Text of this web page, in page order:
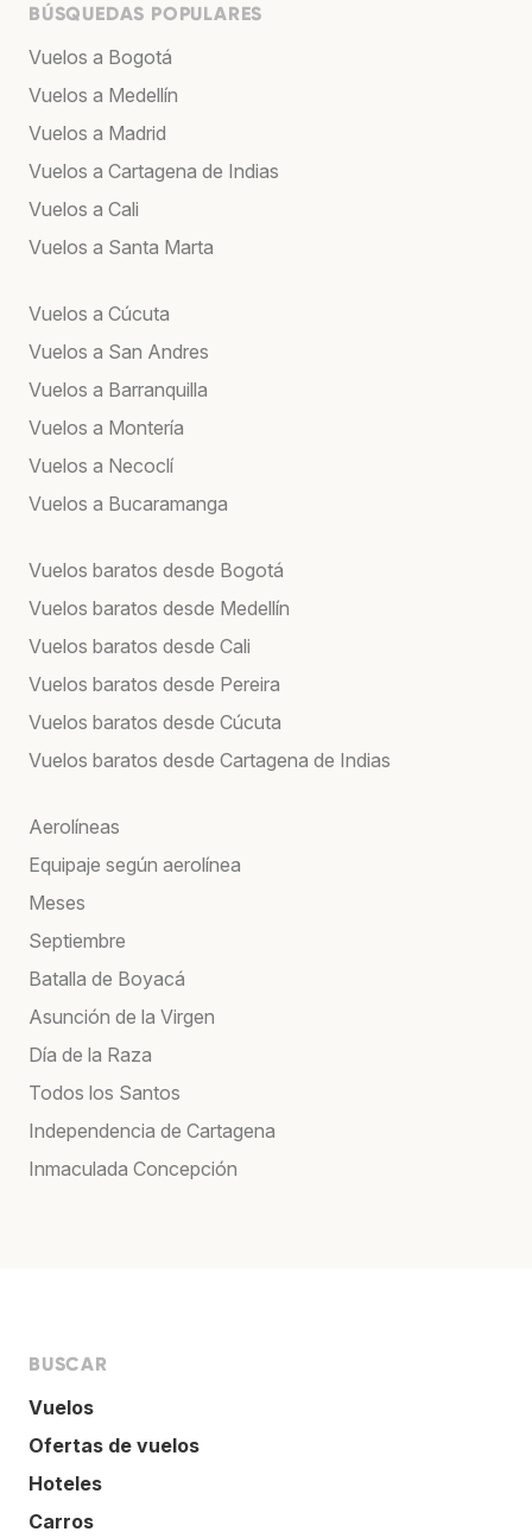
BÚSQUEDAS POPULARES
Vuelos a Bogotá
Vuelos a Medellín
Vuelos a Madrid
Vuelos a Cartagena de Indias
Vuelos a Cali
Vuelos a Santa Marta
Vuelos a Cúcuta
Vuelos a San Andres
Vuelos a Barranquilla
Vuelos a Montería
Vuelos a Necoclí
Vuelos a Bucaramanga
Vuelos baratos desde Bogotá
Vuelos baratos desde Medellín
Vuelos baratos desde Cali
Vuelos baratos desde Pereira
Vuelos baratos desde Cúcuta
Vuelos baratos desde Cartagena de Indias
Aerolíneas
Equipaje según aerolínea
Meses
Septiembre
Batalla de Boyacá
Asunción de la Virgen
Día de la Raza
Todos los Santos
Independencia de Cartagena
Inmaculada Concepción
BUSCAR
Vuelos
Ofertas de vuelos
Hoteles
Carros